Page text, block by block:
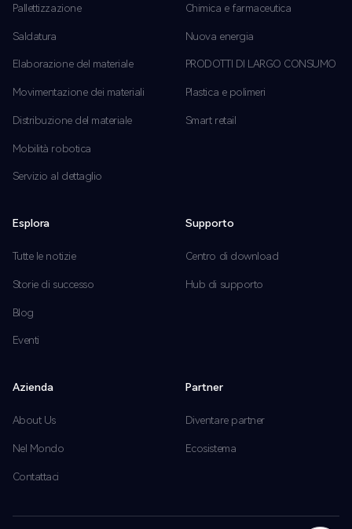
Pallettizzazione
Saldatura
Elaborazione del materiale
Movimentazione dei materiali
Distribuzione del materiale
Mobilità robotica
Servizio al dettaglio
Chimica e farmaceutica
Nuova energia
PRODOTTI DI LARGO CONSUMO
Plastica e polimeri
Smart retail
Esplora
Tutte le notizie
Storie di successo
Blog
Eventi
Supporto
Centro di download
Hub di supporto
Azienda
About Us
Nel Mondo
Contattaci
Partner
Diventare partner
Ecosistema